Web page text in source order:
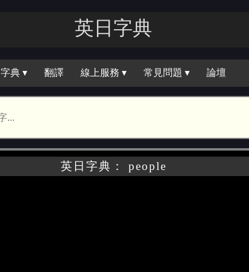
英日字｜
字典 ▾ 翻譯 線上服務 ▾ 常見問題 ▾ 論壇
英日字典： people